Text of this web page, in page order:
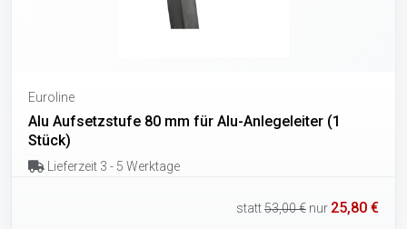
Euroline
Alu Aufsetzstufe 80 mm für Alu-Anlegeleiter (1
Stück)
Lieferzeit 3 - 5 Werktage
statt53,00 € nur 25,80 €